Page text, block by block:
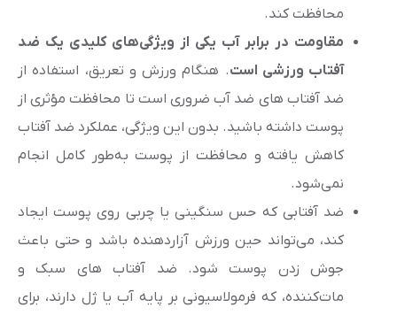
محافظت کند.
مقاومت در برابر آب یکی از ویژگی‌های کلیدی یک ضد
آفتاب ورزشی است. هنگام ورزش و تعریق، استفاده از
ضد آفتاب های ضد آب ضروری است تا محافظت مؤثری از
پوست داشته باشید. بدون این ویژگی، عملکرد ضد آفتاب
کاهش یافته و محافظت از پوست به‌طور کامل انجام
نمی‌شود.
ضد آفتابی که حس سنگینی یا چربی روی پوست ایجاد
کند، می‌تواند حین ورزش آزاردهنده باشد و حتی باعث
جوش زدن پوست شود. ضد آفتاب های سبک و
مات‌کننده، که فرمولاسیونی بر پایه آب یا ژل دارند، برای